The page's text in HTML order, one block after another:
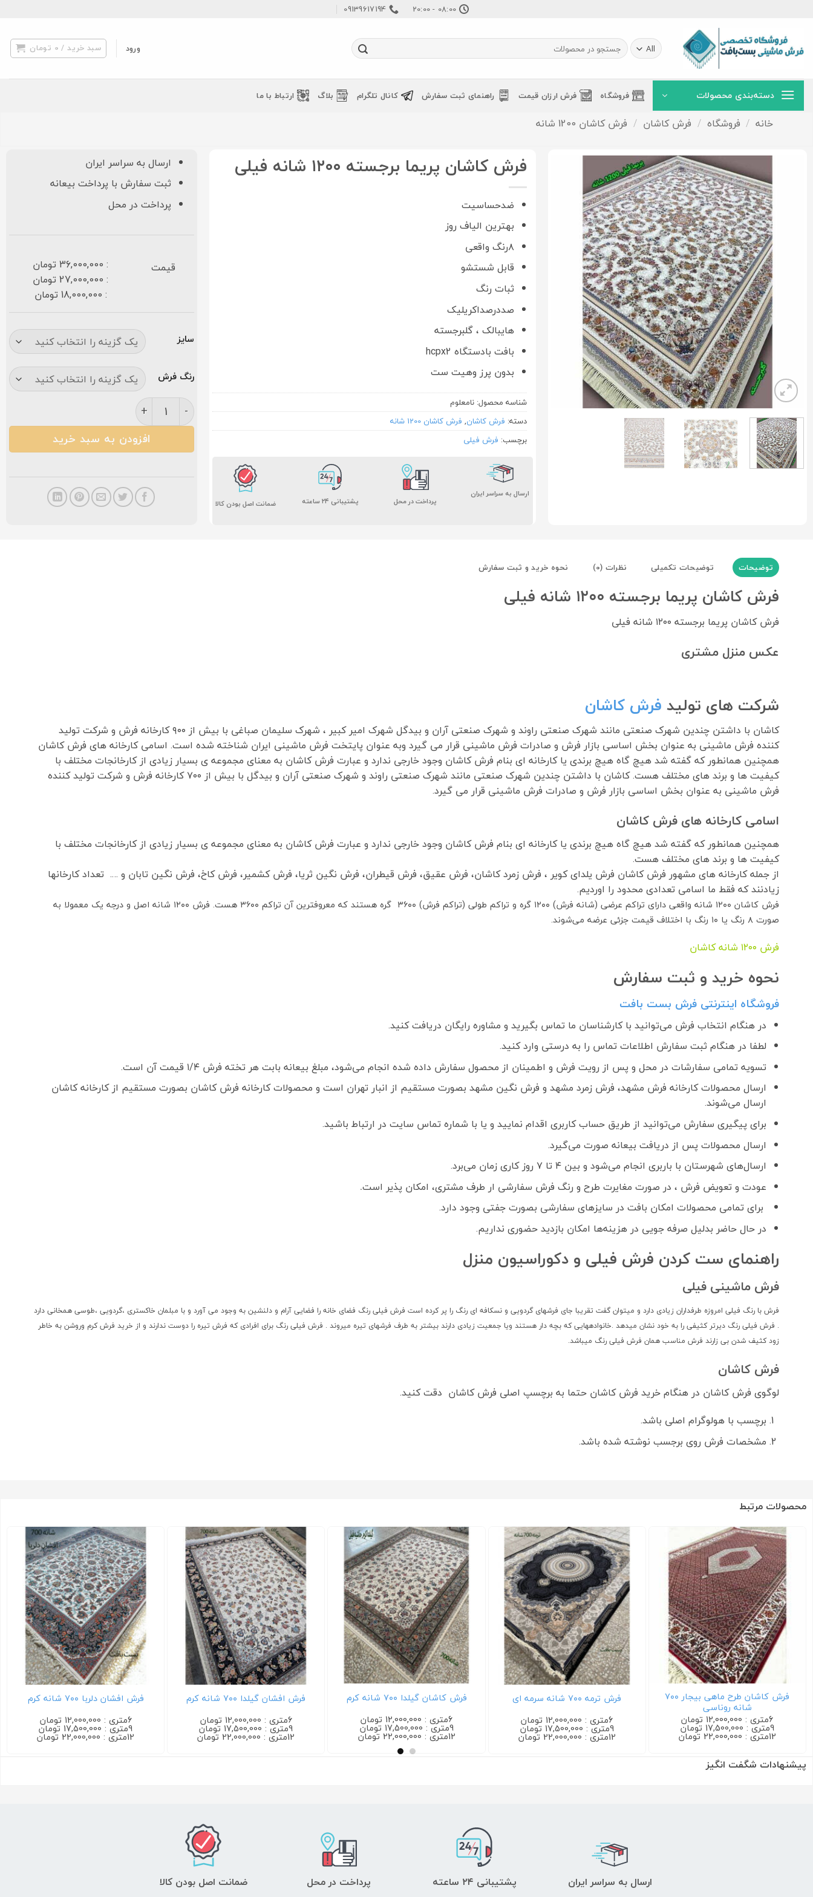
content
08:00 - 20:00
09139617194
جستجو
برای:
ورود سبد خرید / 0 تومان
دسته‌بندی محصولات فروشگاه فرش ارزان قیمت راهنمای ثبت سفارش کانال تلگرام بلاگ ارتباط با ما
خانه / فروشگاه / فرش کاشان / فرش کاشان 1200 شانه
فرش کاشان پریما برجسته ۱۲۰۰ شانه فیلی
ضدحساسیت
بهترین الیاف روز
۸رنگ واقعی
قابل شستشو
ثبات رنگ
صددرصداکریلیک
هایبالک ، گلبرجسته
بافت بادستگاه hcpx2
بدون پرز وهیت ست
شناسه محصول: نامعلوم
دسته: فرش کاشان, فرش کاشان 1200 شانه
برچسب: فرش فیلی
ارسال به سراسر ایران
پرداخت در محل پشتیبانی ۲۴ ساعته ضمانت اصل بودن کالا
ارسال به سراسر ایران
ثبت سفارش با پرداخت بیعانه
پرداخت در محل
قیمت
: 36,000,000 تومان
: 27,000,000 تومان
: 18,000,000 تومان
سایز
رنگ فرش
فرش کاشان پریما برجسته ۱۲۰۰ شانه فیلی عدد
افزودن به سبد خرید
توضیحات توضیحات تکمیلی نظرات (0) نحوه خرید و ثبت سفارش
فرش کاشان پریما برجسته ۱۲۰۰ شانه فیلی
فرش کاشان پریما برجسته ۱۲۰۰ شانه فیلی
عکس منزل مشتری
شرکت های تولید فرش کاشان
کاشان با داشتن چندین شهرک صنعتی مانند شهرک صنعتی راوند و شهرک صنعتی آران و بیدگل شهرک امیر کبیر ، شهرک سلیمان صباغی با بیش از ۹۰۰ کارخانه فرش و شرکت تولید
کننده فرش ماشینی به عنوان بخش اساسی بازار فرش و صادرات فرش ماشینی قرار می گیرد وبه عنوان پایتخت فرش ماشینی ایران شناخته شده است. اسامی کارخانه های فرش کاشان
همچنین همانطور که گفته شد هیچ گاه هیچ برندی یا کارخانه ای بنام فرش کاشان وجود خارجی ندارد و عبارت فرش کاشان به معنای مجموعه ی بسیار زیادی از کارخانجات مختلف با
کیفیت ها و برند های مختلف هست. کاشان با داشتن چندین شهرک صنعتی مانند شهرک صنعتی راوند و شهرک صنعتی آران و بیدگل با بیش از ۷۰۰ کارخانه فرش و شرکت تولید کننده
فرش ماشینی به عنوان بخش اساسی بازار فرش و صادرات فرش ماشینی قرار می گیرد.
اسامی کارخانه های فرش کاشان
همچنین همانطور که گفته شد هیچ گاه هیچ برندی یا کارخانه ای بنام فرش کاشان وجود خارجی ندارد و عبارت فرش کاشان به معنای مجموعه ی بسیار زیادی از کارخانجات مختلف با
کیفیت ها و برند های مختلف هست.
از جمله کارخانه های مشهور فرش کاشان فرش یلدای کویر ، فرش زمرد کاشان، فرش عقیق، فرش قیطران، فرش نگین ثریا، فرش کشمیر، فرش کاخ، فرش نگین تابان و …. تعداد کارخانها
زیادنند که فقط ما اسامی تعدادی محدود را اوردیم.
فرش کاشان ۱۲۰۰ شانه واقعی دارای تراکم عرضی (شانه فرش) ۱۲۰۰ گره و تراکم طولی (تراکم فرش) ۳۶۰۰ گره هستند که معروفترین آن تراکم ۳۶۰۰ هست. فرش ۱۲۰۰ شانه اصل و درجه یک معمولا به
صورت ۸ رنگ یا ۱۰ رنگ با اختلاف قیمت جزئی عرضه می‌شوند.
فرش ١٢٠٠ شانه کاشان
نحوه خرید و ثبت سفارش
فروشگاه اینترنتی فرش بست بافت
در هنگام انتخاب فرش می‌توانید با کارشناسان ما تماس بگیرید و مشاوره رایگان دریافت کنید.
لطفا در هنگام ثبت سفارش اطلاعات تماس را به درستی وارد کنید.
تسویه تمامی سفارشات در محل و پس از رویت فرش و اطمینان از محصول سفارش داده شده انجام می‌شود، مبلغ بیعانه بابت هر تخته فرش ۱/۴ قیمت آن است.
ارسال محصولات کارخانه فرش مشهد، فرش زمرد مشهد و فرش نگین مشهد بصورت مستقیم از انبار تهران است و محصولات کارخانه فرش کاشان بصورت مستقیم از کارخانه کاشان
ارسال می‌شوند.
برای پیگیری سفارش می‌توانید از طریق حساب کاربری اقدام نمایید و یا با شماره تماس سایت در ارتباط باشید.
ارسال محصولات پس از دریافت بیعانه صورت می‌گیرد.
ارسال‌های شهرستان با باربری انجام می‌شود و بین ۴ تا ۷ روز کاری زمان می‌برد.
عودت و تعویض فرش ، در صورت مغایرت طرح و رنگ فرش سفارشی ار طرف مشتری، امکان پذیر است.
برای تمامی محصولات امکان بافت در سایزهای سفارشی بصورت جفتی وجود دارد.
در حال حاضر بدلیل صرفه جویی در هزینه‌ها امکان بازدید حضوری نداریم.
راهنمای ست کردن فرش فیلی و دکوراسیون منزل
فرش ماشینی فیلی
فرش با رنگ فیلی امروزه طرفداران زیادی دارد و میتوان گفت تقریبا جای فرشهای گردویی و نسکافه ای رنگ را پر کرده است فرش فیلی رنگ فضای خانه را فضایی آرام و دلنشین به وجود می آورد و با مبلمان خاکستری ،گردویی ،طوسی همخانی دارد
. فرش فیلی رنگ دیرتر کثیفی را به خود نشان میدهد .خانوادههایی که بچه دار هستند ویا جمعیت زیادی دارند بیشتر به طرف فرشهای تیره میروند . فرش فیلی رنگ برای افرادی که فرش تیره را دوست ندارند و از خرید فرش کرم وروشن به خاطر
زود کثیف شدن بی زارند فرش مناسب همان فرش فیلی رنگ میباشد.
فرش کاشان
لوگوی فرش کاشان در هنگام خرید فرش کاشان حتما به برچسپ اصلی فرش کاشان دقت کنید.
برچسب با هولوگرام اصلی باشد.
مشخصات فرش روی برجسب نوشته شده باشد.
محصولات مرتبط
فرش فرناز ۷۰۰ شانه آبی (فروش
جفتی)
6متری : 12,000,000 تومان
9متری : 17,500,000 تومان
12متری : 22,000,000 تومان
فرش افشان گیلدا ۷۰۰ شانه فیلی
6متری : 12,000,000 تومان
9متری : 17,500,000 تومان
12متری : 22,000,000 تومان
فرش کاشان گیلدا ۷۰۰ شانه کرم
6متری : 12,000,000 تومان
9متری : 17,500,000 تومان
12متری : 22,000,000 تومان
فرش افشان گیلدا ۷۰۰ شانه کرم
6متری : 12,000,000 تومان
9متری : 17,500,000 تومان
12متری : 22,000,000 تومان
فرش افشان دلربا ۷۰۰ شانه کرم
6متری : 12,000,000 تومان
9متری : 17,500,000 تومان
12متری : 22,000,000 تومان
پیشنهادات شگفت انگیز
ارسال به سراسر ایران پشتیبانی ۲۴ ساعته پرداخت در محل ضمانت اصل بودن کالا